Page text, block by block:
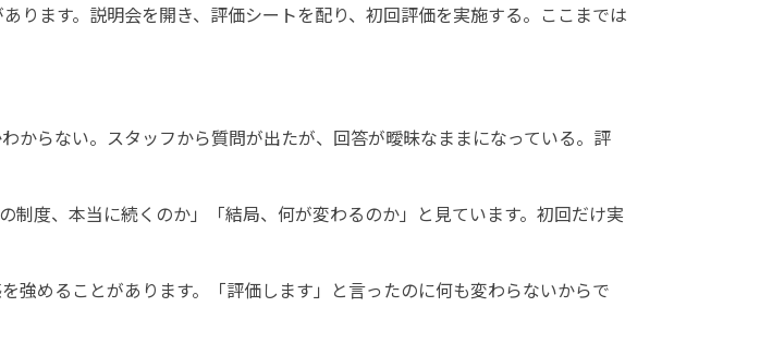
ります。説明会を開き、評価シートを配り、初回評価を実施する。ここまでは
からない。スタッフから質問が出たが、回答が曖昧なままになっている。評
制度、本当に続くのか」「結局、何が変わるのか」と見ています。初回だけ実
強めることがあります。「評価します」と言ったのに何も変わらないからで